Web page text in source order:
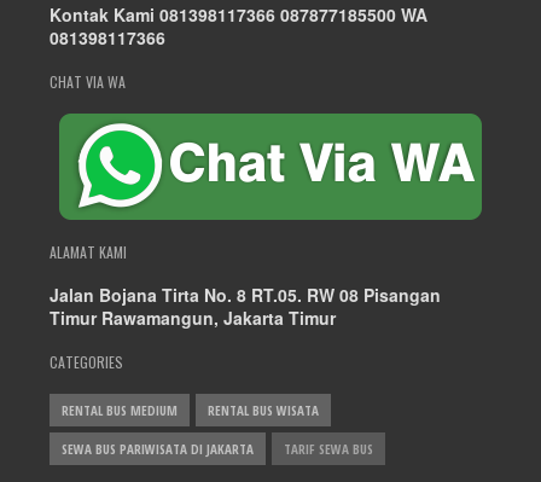
Kontak Kami 081398117366 087877185500 WA
081398117366
CHAT VIA WA
ALAMAT KAMI
Jalan Bojana Tirta No. 8 RT.05. RW 08 Pisangan
Timur Rawamangun, Jakarta Timur
CATEGORIES
RENTAL BUS MEDIUM RENTAL BUS WISATA
SEWA BUS PARIWISATA DI JAKARTA TARIF SEWA BUS